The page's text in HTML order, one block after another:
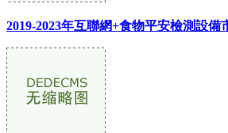
2019-2023年互聯網+食物平安檢測設備